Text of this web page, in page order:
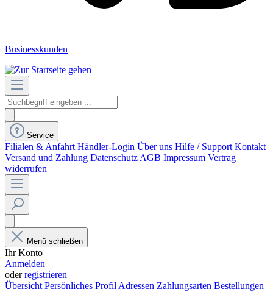
Businesskunden
Service
Filialen & Anfahrt Händler-Login Über uns Hilfe / Support Kontakt
Versand und Zahlung Datenschutz AGB Impressum Vertrag
widerrufen
Menü schließen
Ihr Konto
Anmelden
oderregistrieren
Übersicht Persönliches Profil Adressen Zahlungsarten Bestellungen